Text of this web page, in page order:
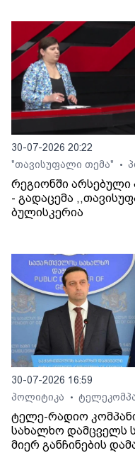
30-07-2026 20:22
"თავისუფალი თემა"
•
რეგიონში არსებული
- გადაცემა
ბულისკერია
30-07-2026 16:59
პოლიტიკა
•
ტელე-რადიო
სახალხო დამცველს
მიერ განჩინების